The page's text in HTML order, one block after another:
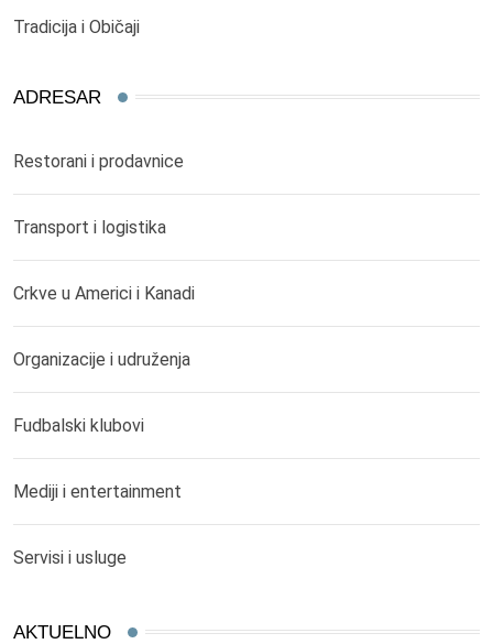
Tradicija i Običaji
ADRESAR
Restorani i prodavnice
Transport i logistika
Crkve u Americi i Kanadi
Organizacije i udruženja
Fudbalski klubovi
Mediji i entertainment
Servisi i usluge
AKTUELNO